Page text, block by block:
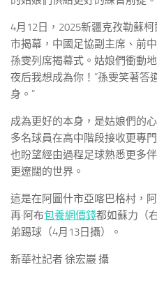
4月12日，2025新疆克孜勒蘇
市揭幕，中國足協副主席、前中
孫雯列席揭幕式。姑娘們衝動
夜后我想成為你！”孫雯笑著答
身。”
成為更好的本身，是姑娘們的
多名球員在高中階段接收更專
也盼望經由過程足球熟悉更多
更遼闊的世界。
這是在阿圖什市亞喀巴格村，
再·阿布包養網價錢都如蘇力（
弟踢球（4月13日攝）。
新華社記者 徐宏巖 攝